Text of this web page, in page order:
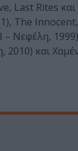
Last Rites
The
Νεφέλη,
και